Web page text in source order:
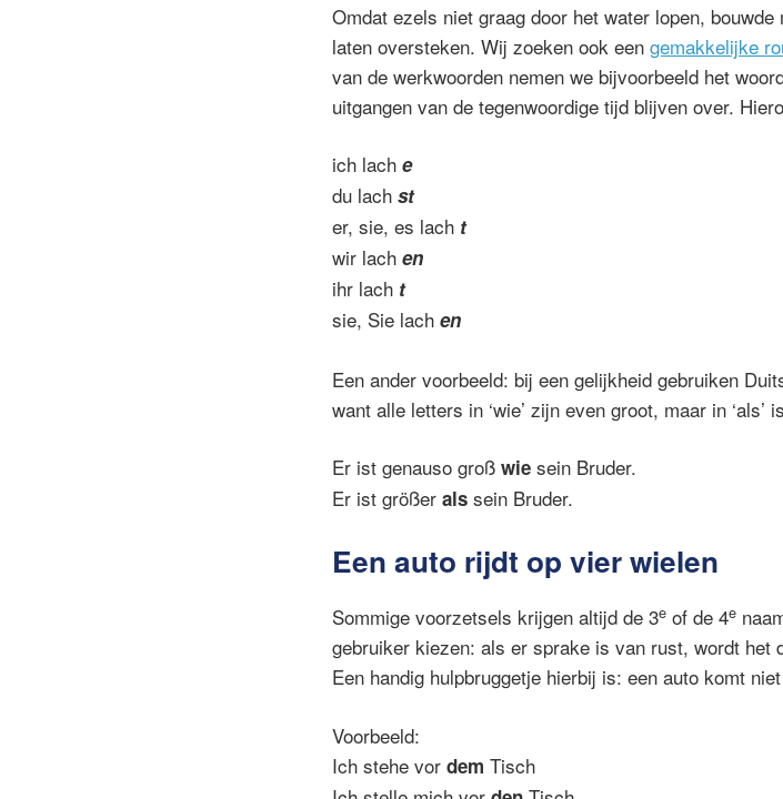
Omdat ezels niet graag door het water lopen,
laten oversteken. Wij zoeken ook eengemakkelijke
van de werkwoorden nemen we bijvoorbeeld het
uitgangen van de tegenwoordige tijd blijven over.
ich lache
du lachst
er, sie, es lach t
wir lachen
ihr lach t
sie, Sie lachen
Een ander voorbeeld: bij een gelijkheid gebruiken
want alle letters in ‘wie’ zijn even groot, maar in ‘als’
Er ist genauso großwie sein Bruder.
Er ist größerals sein Bruder.
Een auto rijdt op vier wielen
Sommige voorzetsels krijgen altijd de 3e of de 4e
gebruiker kiezen: als er sprake is van rust, wordt het
Een handig hulpbruggetje hierbij is: een auto komt
Voorbeeld:
Ich stehe vordem Tisch